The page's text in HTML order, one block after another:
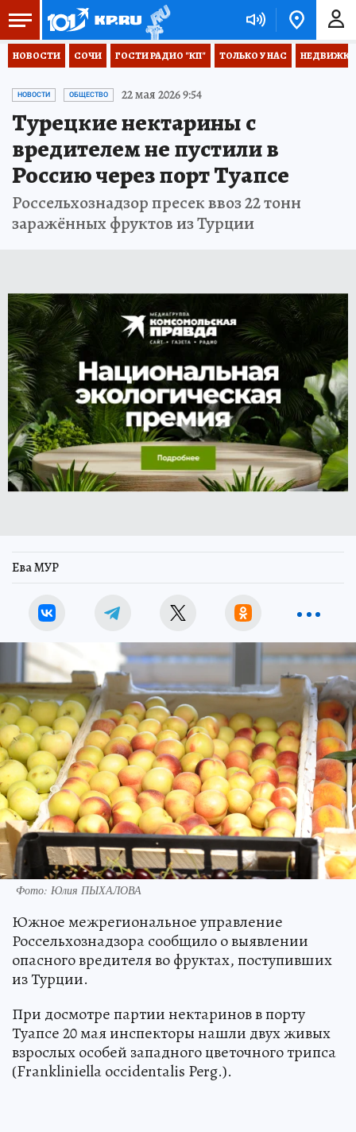
НОВОСТИ СОЧИ ГОСТИ РАДИО "КП" ТОЛЬКО У НАС НЕДВИЖКА
НОВОСТИ ОБЩЕСТВО 22 мая 2026 9:54
Турецкие нектарины с
вредителем не пустили в
Россию через порт Туапсе
Россельхознадзор пресек ввоз 22 тонн
заражённых фруктов из Турции
Ева МУР
Фото: Юлия ПЫХАЛОВА
Южное межрегиональное управление
Россельхознадзора сообщило о выявлении
опасного вредителя во фруктах, поступивших
из Турции.
При досмотре партии нектаринов в порту
Туапсе 20 мая инспекторы нашли двух живых
взрослых особей западного цветочного трипса
(Frankliniella occidentalis Perg.).